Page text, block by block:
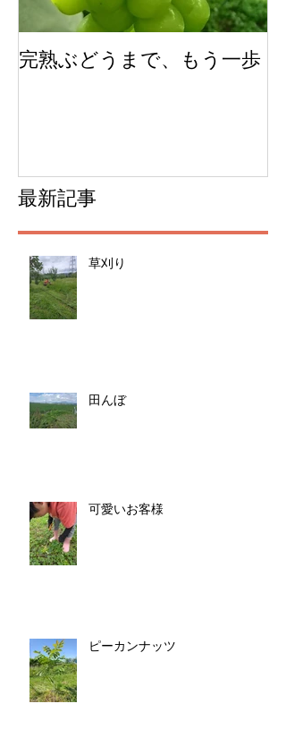
完熟ぶどうまで、もう一歩
最新記事
草刈り
田んぼ
可愛いお客様
ピーカンナッツ